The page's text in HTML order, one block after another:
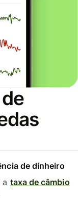
de dinheiro
a taxa de câmbio